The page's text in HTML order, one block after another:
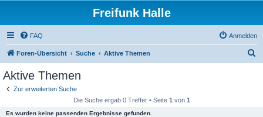
Freifunk Halle
FAQ Anmelden
Foren-Übersicht Suche Aktive Themen
Aktive Themen
Zur erweiterten Suche
Die Suche ergab 0 Treffer • Seite 1 von 1
Es wurden keine passenden Ergebnisse gefunden.